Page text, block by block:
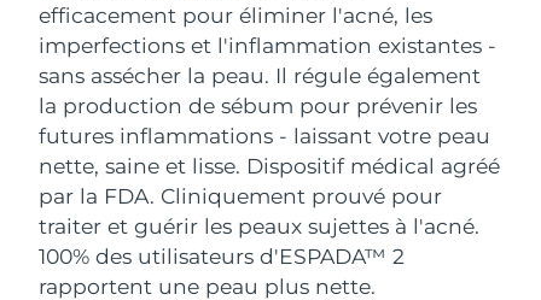
efficacement pour éliminer l'acné, les
imperfections et l'inflammation existantes -
sans assécher la peau. Il régule également
la production de sébum pour prévenir les
futures inflammations - laissant votre peau
nette, saine et lisse. Dispositif médical agréé
par la FDA. Cliniquement prouvé pour
traiter et guérir les peaux sujettes à l'acné.
100% des utilisateurs d'ESPADA™ 2
rapportent une peau plus nette.
LUNA™ 4 Plus
Massage, LED heating
LUNA™ 4 Men
For men, anti-aging massage
BEAR™ 2 go
Microcurrent toning on-the-go
BEAR™ 2 eyes & lips
Microcurrent line smoothing device
Hydratation
UFO™ 3 coffret
Deep facial hydration
UFO™ 3 LED
Near-infrared and red light therapy
device
Soin bucco-dentaire
issa™ 4
Hybrid silicone sonic toothbrush
issa™ 4 plus
Smart hybrid silicone sonic toothbrush
FAQ™ TRAITEMENT ANTI-ÂGE
Anti-âge Traitements LED
NEW
Bosnie-Herzégovine Livraison estimée
Brunei Livraison estimée8/14/26
Bulgarie Livraison estimée8/9/26
Canada Livraison estimée
Chili Livraison estimée